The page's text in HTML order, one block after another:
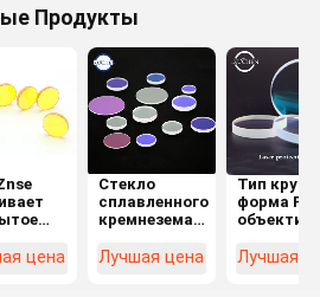
Продукты
цена
Стекло
сплавленного
кремнезема
объектив
Лучшая цена
Тип
форма
лазера
Лучшая